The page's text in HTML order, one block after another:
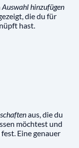
Auswahl hinzufügen
die du für
hast.
aus, die du
möchtest und
Eine genauer